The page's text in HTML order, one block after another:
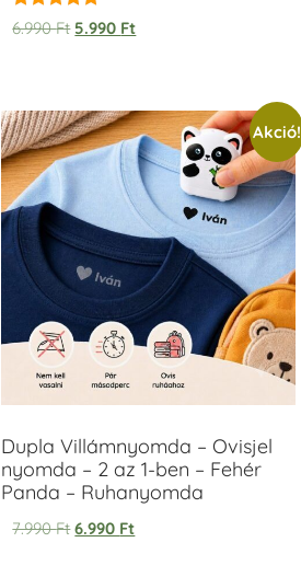
Értékelés:
5.00
6.990Ft 5.990 Ft
Akció!
Dupla Villámnyomda – Ovisjel
nyomda – 2 az 1-ben – Fehér
Panda – Ruhanyomda
7.990Ft 6.990 Ft